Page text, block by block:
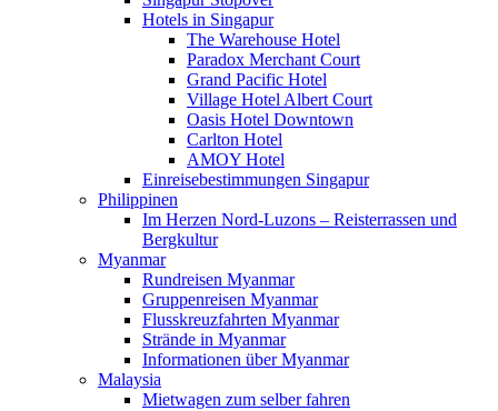
Hotels in Singapur
The Warehouse Hotel
Paradox Merchant Court
Grand Pacific Hotel
Village Hotel Albert Court
Oasis Hotel Downtown
Carlton Hotel
AMOY Hotel
Einreisebestimmungen Singapur
Philippinen
Im Herzen Nord-Luzons – Reisterrassen und
Bergkultur
Myanmar
Rundreisen Myanmar
Gruppenreisen Myanmar
Flusskreuzfahrten Myanmar
Strände in Myanmar
Informationen über Myanmar
Malaysia
Mietwagen zum selber fahren